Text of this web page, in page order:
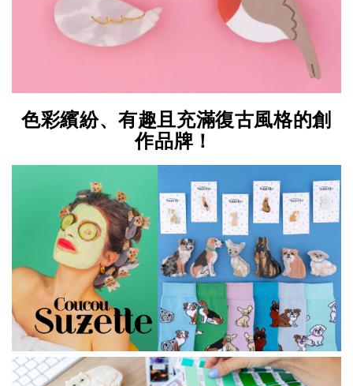
色彩繽紛、有趣且充滿復古風格的創
作品牌！